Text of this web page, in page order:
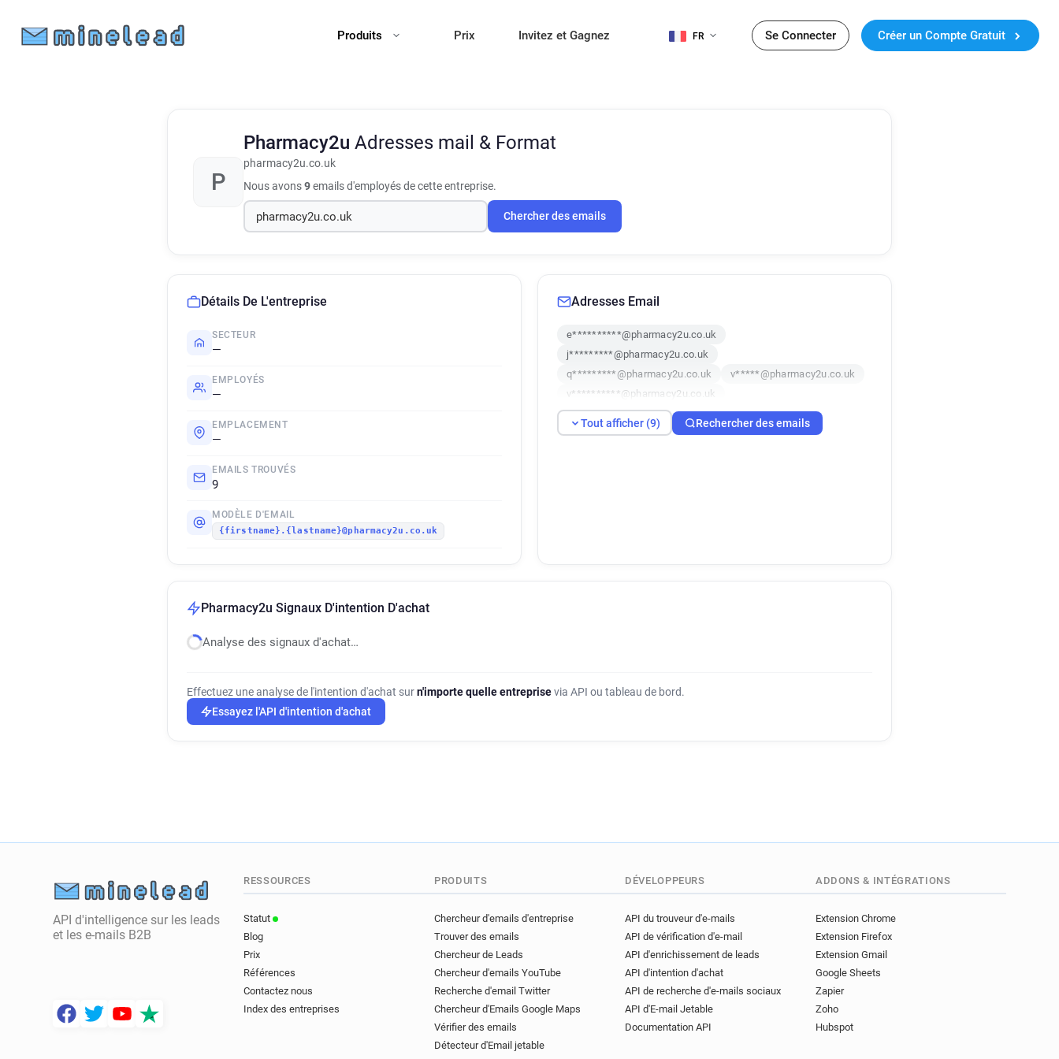
Produits Prix Invitez et Gagnez FR Se Connecter Créer un Compte Gratuit
P
Pharmacy2u Adresses mail & Format
pharmacy2u.co.uk
Nous avons9emails d'employés de cette entreprise.
Chercher des emails
Détails De L'entreprise
SECTEUR
—
EMPLOYÉS
—
EMPLACEMENT
—
EMAILS TROUVÉS
9
MODÈLE D'EMAIL
{firstname}.{lastname}@pharmacy2u.co.uk
Adresses Email
e**********@pharmacy2u.co.uk
j*********@pharmacy2u.co.uk
q*********@pharmacy2u.co.uk
v*****@pharmacy2u.co.uk
v**********@pharmacy2u.co.uk
q************@pharmacy2u.co.uk
h*****@pharmacy2u.co.uk
x*********@pharmacy2u.co.uk
Tout afficher (9) Rechercher des emails
Pharmacy2u Signaux D'intention D'achat
Analyse des signaux d'achat…
Effectuez une analyse de l'intention d'achat surn'importe quelle entreprisevia API ou tableau de bord.
Essayez l'API d'intention d'achat
API d'intelligence sur les leads
et les e-mails B2B
RESSOURCES
Statut
Blog
Prix
Références
Contactez nous
Index des entreprises
PRODUITS
Chercheur d'emails d'entreprise
Trouver des emails
Chercheur de Leads
Chercheur d'emails YouTube
Recherche d'email Twitter
Chercheur d'Emails Google Maps
Vérifier des emails
Détecteur d'Email jetable
DÉVELOPPEURS
API du trouveur d'e-mails
API de vérification d'e-mail
API d'enrichissement de leads
API d'intention d'achat
API de recherche d'e-mails sociaux
API d'E-mail Jetable
Documentation API
ADDONS & INTÉGRATIONS
Extension Chrome
Extension Firefox
Extension Gmail
Google Sheets
Zapier
Zoho
Hubspot